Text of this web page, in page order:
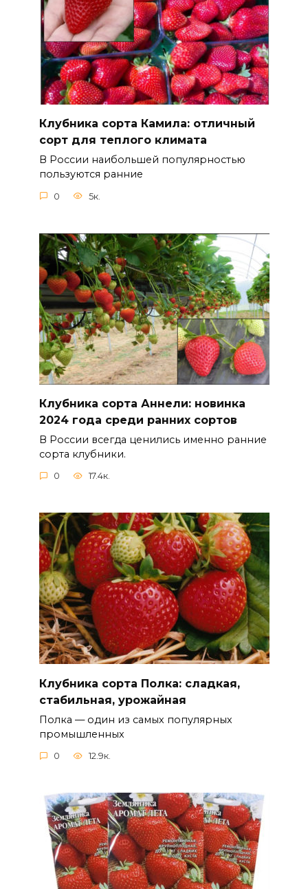
Клубника сорта Камила: отличный
сорт для теплого климата
В России наибольшей популярностью
пользуются ранние
0 5к.
Клубника сорта Аннели: новинка
2024 года среди ранних сортов
В России всегда ценились именно ранние
сорта клубники.
0 17.4к.
Клубника сорта Полка: сладкая,
стабильная, урожайная
Полка — один из самых популярных
промышленных
0 12.9к.